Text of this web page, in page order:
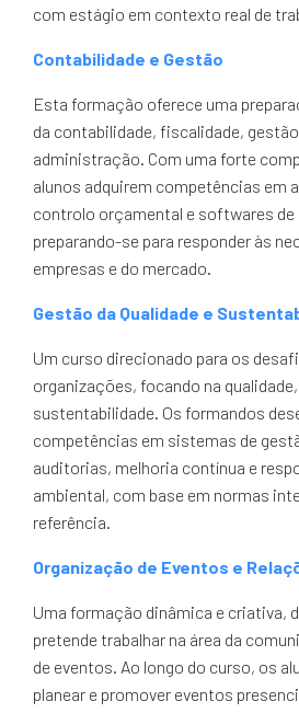
com estágio em contexto real de
Contabilidade e Gestão
Esta formação oferece uma
da contabilidade, fiscalidade,
administração. Com uma forte
alunos adquirem competências em
controlo orçamental e softwares de
preparando-se para responder às
empresas e do mercado.
Gestão da Qualidade e
Um curso direcionado para os
organizações, focando na
sustentabilidade. Os formandos
competências em sistemas de
auditorias, melhoria contínua e
ambiental, com base em normas
referência.
Organização de Eventos e
Uma formação dinâmica e criativa,
pretende trabalhar na área da
de eventos. Ao longo do curso, os
planear e promover eventos